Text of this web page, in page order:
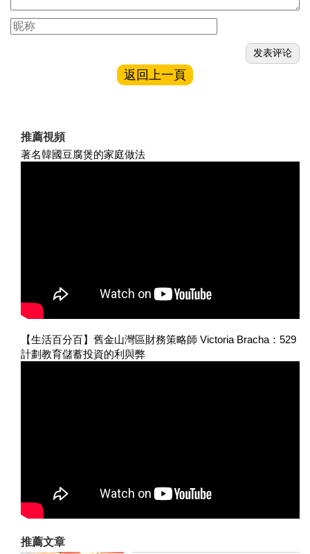
返回上一頁
推薦視頻
著名韓國豆腐煲的家庭做法
【生活百分百】舊金山灣區財務策略師 Victoria Bracha：529
計劃教育儲蓄投資的利與弊
推薦文章